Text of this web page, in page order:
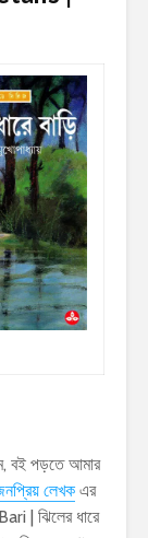
বই পড়তে আমার
লেখক এর
| ঝিলের ধারে